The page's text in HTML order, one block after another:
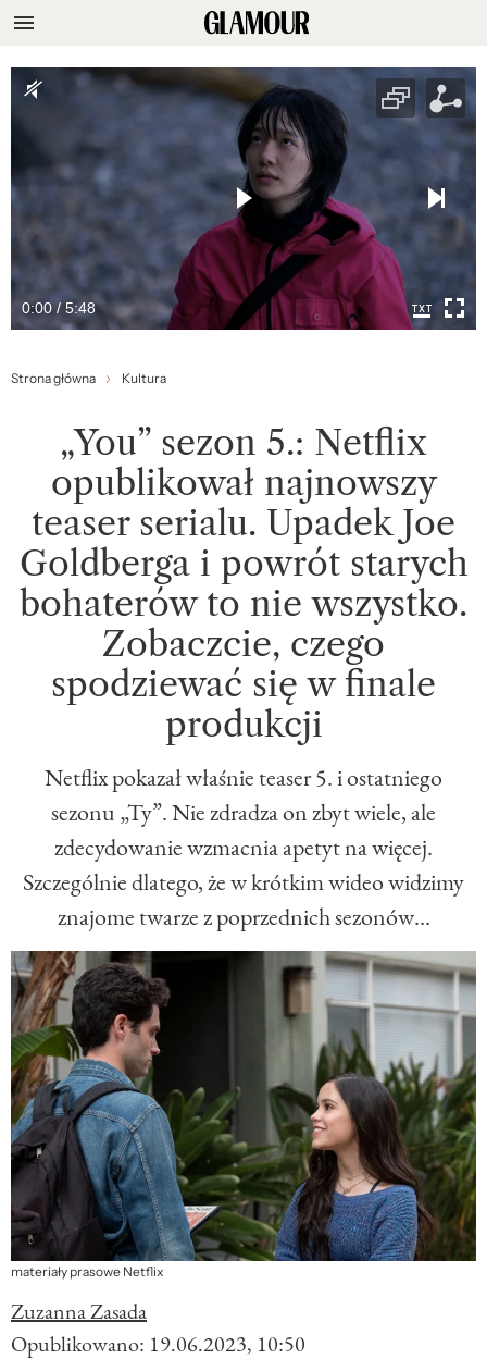
0:00 / 5:48
Strona główna Kultura
„You” sezon 5.: Netflix
opublikował najnowszy
teaser serialu. Upadek Joe
Goldberga i powrót starych
bohaterów to nie wszystko.
Zobaczcie, czego
spodziewać się w finale
produkcji
Netflix pokazał właśnie teaser 5. i ostatniego
sezonu „Ty”. Nie zdradza on zbyt wiele, ale
zdecydowanie wzmacnia apetyt na więcej.
Szczególnie dlatego, że w krótkim wideo widzimy
znajome twarze z poprzednich sezonów…
materiały prasowe Netflix
Zuzanna Zasada
Opublikowano: 19.06.2023, 10:50